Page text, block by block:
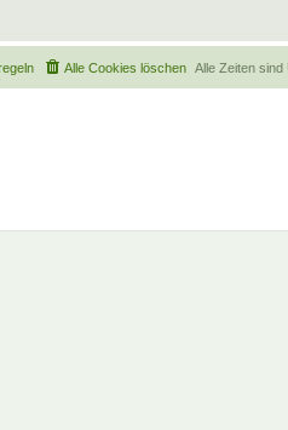
Alle Zeiten sind
Alle Cookies löschen